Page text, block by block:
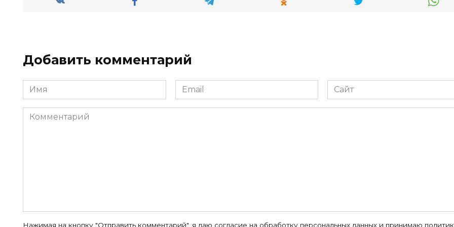
Добавить комментарий
Имя
*
Email
*
Сайт
Комментарий
Нажимая на кнопку "Отправить комментарий", я даю согласие на обработку персональных данных и принимаю